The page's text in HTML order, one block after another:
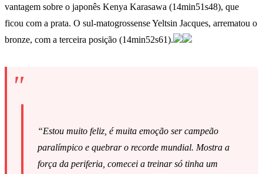
vantagem sobre o japonês Kenya Karasawa (14min51s48), que
ficou com a prata. O sul-matogrossense Yeltsin Jacques, arrematou o
bronze, com a terceira posição (14min52s61).
“Estou muito feliz, é muita emoção ser campeão
paralímpico e quebrar o recorde mundial. Mostra a
força da periferia, comecei a treinar só tinha um